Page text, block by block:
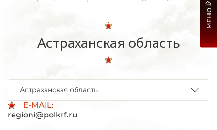
Астраханская область
E-MAIL:
regioni@polkrf.ru
Астраханская область
МЕНЮ